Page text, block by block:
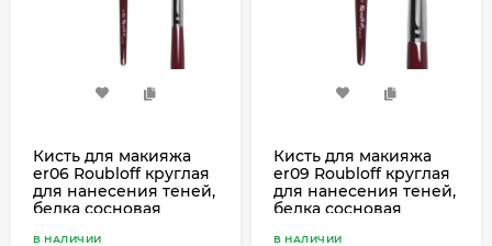
Кисть для макияжа
er06 Roubloff круглая
для нанесения теней,
белка сосновая
В НАЛИЧИИ
Кисть для макияжа
er09 Roubloff круглая
для нанесения теней,
белка сосновая
В НАЛИЧИИ